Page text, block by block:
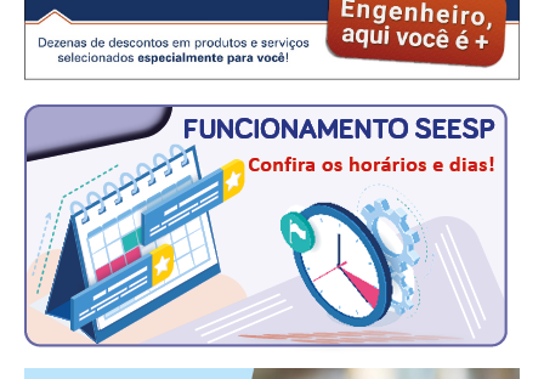
AGENDA
NOTÍCIAS NO WHATSAPP
FOTOS
PUBLICAÇÕES
PUBLICIDADE
MANUAL DE REDAÇÃO